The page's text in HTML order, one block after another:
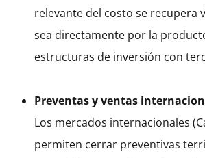
relevante del costo se recupera
sea directamente por la
estructuras de inversión con
Preventas y ventas
Los mercados internacionales
permiten cerrar preventivas